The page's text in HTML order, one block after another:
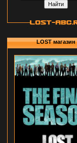
LOST магазин